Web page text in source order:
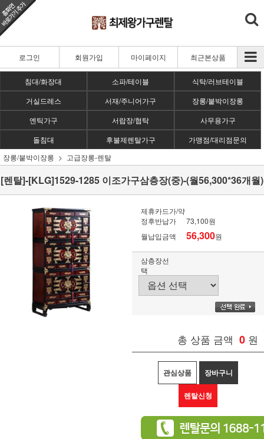
로그인 회원가입 마이페이지 최근본상품
침대/화장대 소파/테이블
식탁/러브테이블
거실드레스
서재/주니어가구
장롱/붙박이장롱
엔틱가구
서랍장/협탁
사무용가구
돌침대
후불제렌탈가구
가맹점/대리점문의
장롱/붙박이장롱
고급장롱-렌탈
[렌탈]-[KLG]1529-1285 이조가구삼층장(중)-(월56,300*36개월)
제휴카드가/약
정후반납가
73,100원
월납입금액
56,300원
삼층장선
택
총 상품 금액 0 원
관심상품 장바구니
렌탈신청